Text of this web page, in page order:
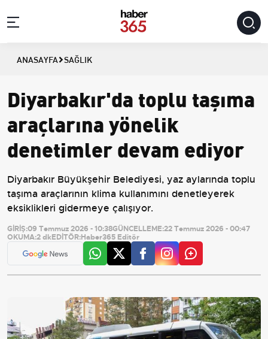
ANASAYFA SAĞLIK
Diyarbakır'da toplu taşıma
araçlarına yönelik
denetimler devam ediyor
Diyarbakır Büyükşehir Belediyesi, yaz aylarında toplu
taşıma araçlarının klima kullanımını denetleyerek
eksiklikleri gidermeye çalışıyor.
GİRİŞ:09 Temmuz 2026 - 10:38GÜNCELLEME:22 Temmuz 2026 - 00:47
OKUMA:2 dkEDİTÖR:Haber365 Editör